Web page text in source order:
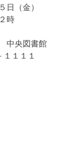
日（金）
時
中央図書館
１１１